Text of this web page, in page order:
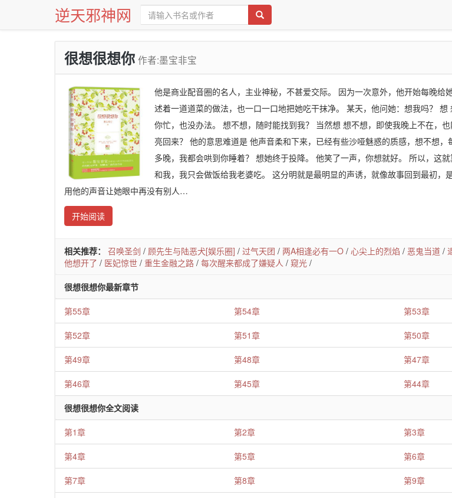
逆天邪神网
很想很想你 作者:墨宝非宝
他是商业配音圈的名人，主业神秘，不甚爱交际。 因为一次意外，他开始每晚给
述着一道道菜的做法，也一口一口地把她吃干抹净。 某天，他问她：想我吗？
你忙，也没办法。 想不想，随时能找到我？ 当然想 想不想，即使我晚上不在，
亮回来？ 他的意思难道是 他声音柔和下来，已经有些沙哑魅惑的质感，想不想
多晚，我都会哄到你睡着？ 想她终于投降。 他笑了一声，你想就好。 所以，这
和我，我只会做饭给我老婆吃。 这分明就是最明显的声诱，就像故事回到最初，
用他的声音让她眼中再没有别人…
开始阅读
相关推荐： 召唤圣剑 / 顾先生与陆恶犬[娱乐圈] / 过气天团 / 两A相逢必有一O / 心尖上的烈焰 / 恶鬼当道 /
他想开了 / 医妃惊世 / 重生金融之路 / 每次醒来都成了嫌疑人 / 窥光 /
很想很想你最新章节
第55章 第54章 第53章
第52章 第51章 第50章
第49章 第48章 第47章
第46章 第45章 第44章
很想很想你全文阅读
第1章 第2章 第3章
第4章 第5章 第6章
第7章 第8章 第9章